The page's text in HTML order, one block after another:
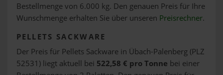
Bestellmenge von 6.000 kg. Den genauen Preis für Ihre
Wunschmenge erhalten Sie über unseren Preisrechner.
PELLETS SACKWARE
Der Preis für Pellets Sackware in Übach-Palenberg (PLZ
52531) liegt aktuell bei 522,58 € pro Tonne bei einer